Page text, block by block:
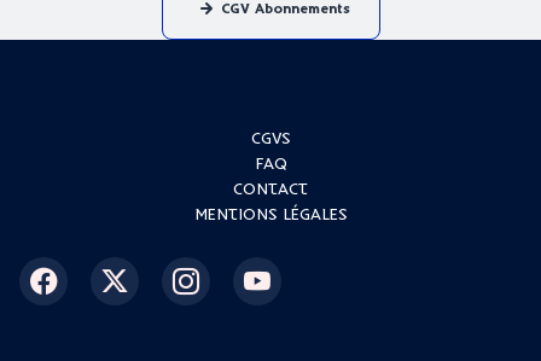
CGV Abonnements
CGVS
FAQ
CONTACT
MENTIONS LÉGALES